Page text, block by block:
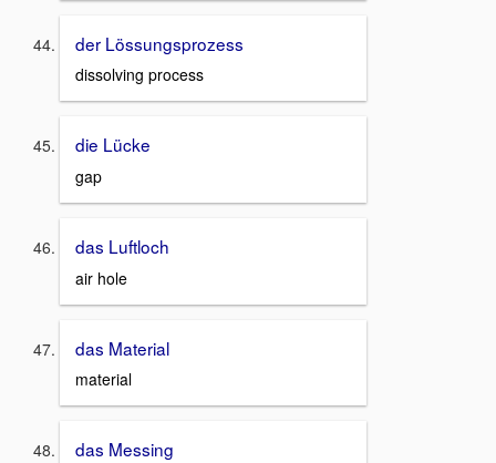
der Lössungsprozess
dissolving process
die Lücke
gap
das Luftloch
air hole
das Material
material
das Messing